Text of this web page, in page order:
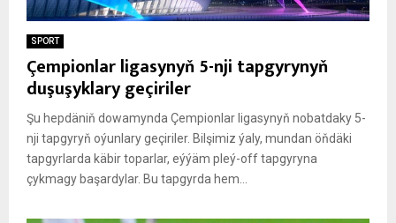
SPORT
Çempionlar ligasynyň 5-nji tapgyrynyň
duşuşyklary geçiriler
Şu hepdäniň dowamynda Çempionlar ligasynyň nobatdaky 5-
nji tapgyryň oýunlary geçiriler. Bilşimiz ýaly, mundan öňdäki
tapgyrlarda käbir toparlar, eýýäm pleý-off tapgyryna
çykmagy başardylar. Bu tapgyrda hem...